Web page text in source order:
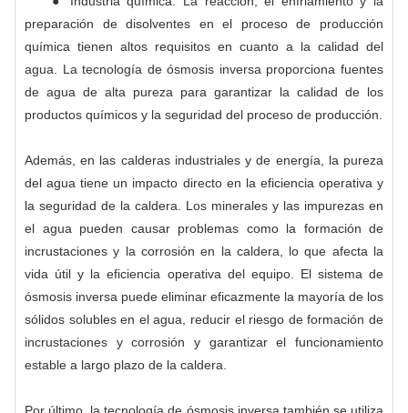
preparación de disolventes en el proceso de producción
química tienen altos requisitos en cuanto a la calidad del
agua. La tecnología de ósmosis inversa proporciona fuentes
de agua de alta pureza para garantizar la calidad de los
productos químicos y la seguridad del proceso de producción.
Además, en las calderas industriales y de energía, la pureza
del agua tiene un impacto directo en la eficiencia operativa y
la seguridad de la caldera. Los minerales y las impurezas en
el agua pueden causar problemas como la formación de
incrustaciones y la corrosión en la caldera, lo que afecta la
vida útil y la eficiencia operativa del equipo. El sistema de
ósmosis inversa puede eliminar eficazmente la mayoría de los
sólidos solubles en el agua, reducir el riesgo de formación de
incrustaciones y corrosión y garantizar el funcionamiento
estable a largo plazo de la caldera.